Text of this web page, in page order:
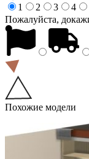
1
2 3 4
Пожалуйста,
Похожие модели